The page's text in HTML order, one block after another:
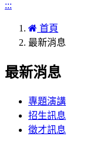
:::
首頁
最新消息
最新消息
專題演講
招生訊息
徵才訊息